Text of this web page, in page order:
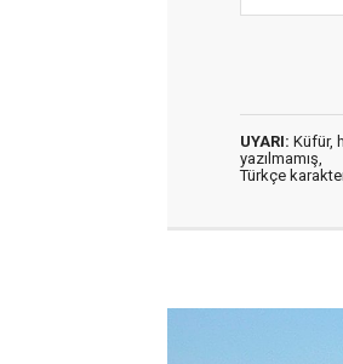
UYARI: Küfür,
yazılmamış,
Türkçe